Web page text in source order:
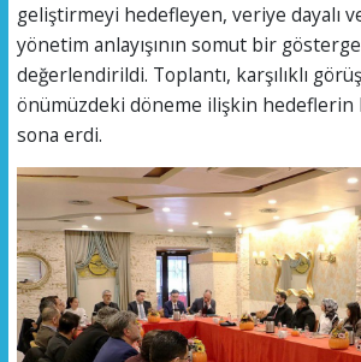
geliştirmeyi hedefleyen, veriye dayalı
yönetim anlayışının somut bir
değerlendirildi. Toplantı, karşılıklı
önümüzdeki döneme ilişkin
sona erdi.